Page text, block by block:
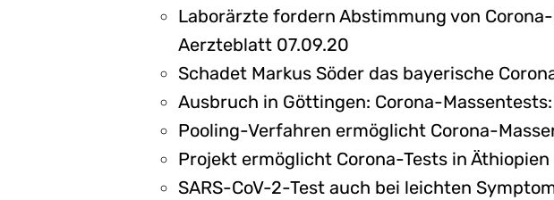
Laborärzte fordern Abstimmung von
Aerzteblatt 07.09.20
Schadet Markus Söder das bayerische
Ausbruch in Göttingen: Corona-
Pooling-Verfahren ermöglicht Corona-
Projekt ermöglicht Corona-Tests in
SARS-CoV-2-Test auch bei leichten